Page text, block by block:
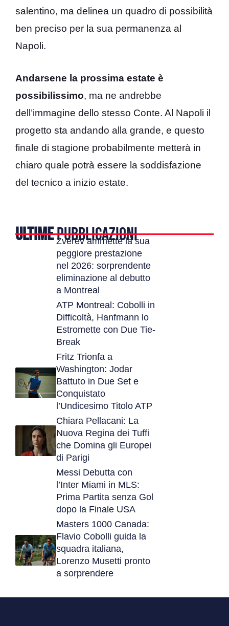
salentino, ma delinea un quadro di possibilità
ben preciso per la sua permanenza al
Napoli.
Andarsene la prossima estate è
possibilissimo, ma ne andrebbe
dell’immagine dello stesso Conte. Al Napoli il
progetto sta andando alla grande, e questo
finale di stagione probabilmente metterà in
chiaro quale potrà essere la soddisfazione
del tecnico a inizio estate.
ULTIMEPUBBLICAZIONI
Zverev ammette la sua
peggiore prestazione
nel 2026: sorprendente
eliminazione al debutto
a Montreal
ATP Montreal: Cobolli in
Difficoltà, Hanfmann lo
Estromette con Due Tie-
Break
Fritz Trionfa a
Washington: Jodar
Battuto in Due Set e
Conquistato
l’Undicesimo Titolo ATP
Chiara Pellacani: La
Nuova Regina dei Tuffi
che Domina gli Europei
di Parigi
Messi Debutta con
l’Inter Miami in MLS:
Prima Partita senza Gol
dopo la Finale USA
Masters 1000 Canada:
Flavio Cobolli guida la
squadra italiana,
Lorenzo Musetti pronto
a sorprendere